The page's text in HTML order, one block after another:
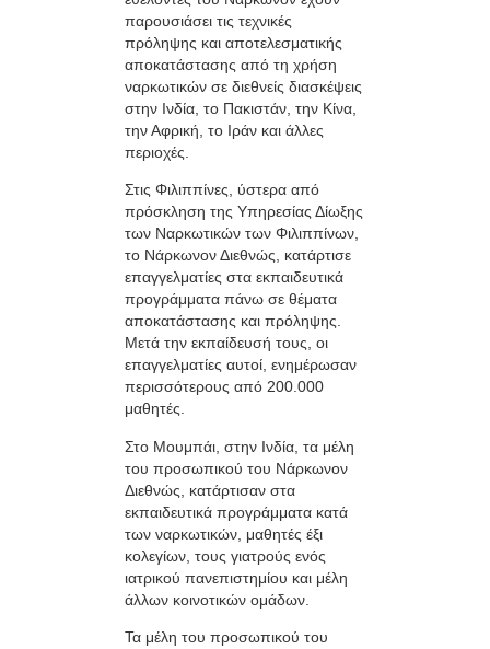
παρουσιάσει τις τεχνικές
πρόληψης και αποτελεσματικής
αποκατάστασης από τη χρήση
ναρκωτικών σε διεθνείς διασκέψεις
στην Ινδία, το Πακιστάν, την Κίνα,
την Αφρική, το Ιράν και άλλες
περιοχές.
Στις Φιλιππίνες, ύστερα από
πρόσκληση της Υπηρεσίας Δίωξης
των Ναρκωτικών των Φιλιππίνων,
το Νάρκωνον Διεθνώς, κατάρτισε
επαγγελματίες στα εκπαιδευτικά
προγράμματα πάνω σε θέματα
αποκατάστασης και πρόληψης.
Μετά την εκπαίδευσή τους, οι
επαγγελματίες αυτοί, ενημέρωσαν
περισσότερους από 200.000
μαθητές.
Στο Μουμπάι, στην Ινδία, τα μέλη
του προσωπικού του Νάρκωνον
Διεθνώς, κατάρτισαν στα
εκπαιδευτικά προγράμματα κατά
των ναρκωτικών, μαθητές έξι
κολεγίων, τους γιατρούς ενός
ιατρικού πανεπιστημίου και μέλη
άλλων κοινοτικών ομάδων.
Τα μέλη του προσωπικού του